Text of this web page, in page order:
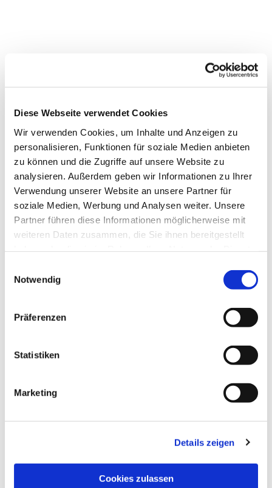
Diese Webseite verwendet Cookies
Wir verwenden Cookies, um Inhalte und Anzeigen zu
personalisieren, Funktionen für soziale Medien anbieten
zu können und die Zugriffe auf unsere Website zu
analysieren. Außerdem geben wir Informationen zu Ihrer
Verwendung unserer Website an unsere Partner für
soziale Medien, Werbung und Analysen weiter. Unsere
Partner führen diese Informationen möglicherweise mit
weiteren Daten zusammen, die Sie ihnen bereitgestellt
Notwendig
Präferenzen
Statistiken
Marketing
Details zeigen
Cookies zulassen
Dies könnte Sie auch
interessieren